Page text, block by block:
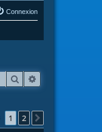
Connexion
Rechercher
1 2